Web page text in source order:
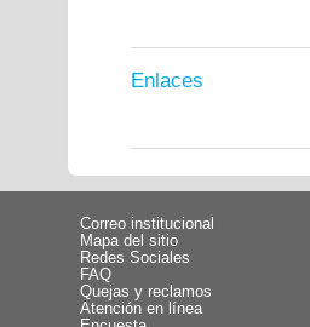
Enlaces
Correo institucional
Mapa del sitio
Redes Sociales
FAQ
Quejas y reclamos
Atención en línea